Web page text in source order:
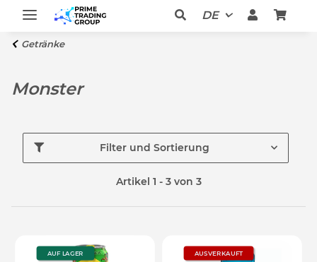
DE
Getränke
Monster
Filter und Sortierung
Artikel 1 - 3 von 3
AUF LAGER AUSVERKAUFT